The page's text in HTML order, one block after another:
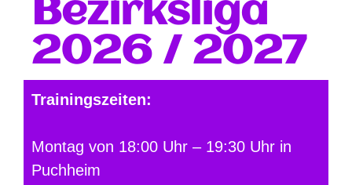
Bezirksliga
2026 / 2027
Trainingszeiten:
Montag von 18:00 Uhr – 19:30 Uhr in
Puchheim